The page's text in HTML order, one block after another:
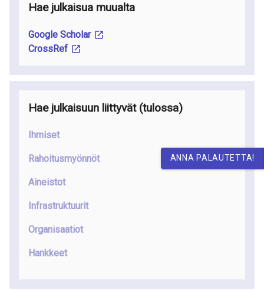
Hae julkaisua muualta
Google Scholar
CrossRef
Hae julkaisuun liittyvät(tulossa)
Ihmiset
Rahoitusmyönnöt
Aineistot
Infrastruktuurit
Organisaatiot
Hankkeet
ANNA PALAUTETTA!